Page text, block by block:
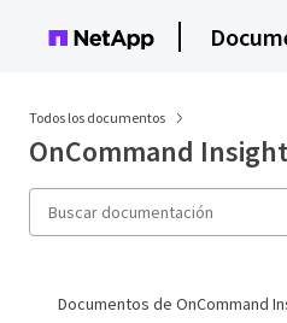
Todos los documentos
OnCommand Insight
Documentos de OnCommand